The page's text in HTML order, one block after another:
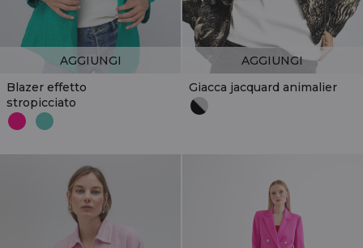
Blazer effetto
stropicciato
AGGIUNGI
Giacca jacquard animalier
AGGIUNGI